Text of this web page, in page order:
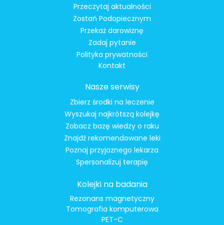
Przeczytaj aktualności
Zostań Podopiecznym
Przekaż darowiznę
Zadaj pytanie
Polityka prywatności
Kontakt
Nasze serwisy
Zbierz środki na leczenie
Wyszukaj najkrótszą kolejkę
Zobacz bazę wiedzy o raku
Znajdź rekomendowane leki
Poznaj przyjaznego lekarza
Spersonalizuj terapię
Kolejki na badania
Rezonans magnetyczny
Tomografia komputerowa
PET-C